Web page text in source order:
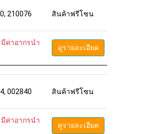
210076 สินค้าฟรีโซน
มีค่าอากรนำ
ดูรายละเอียด
002840 สินค้าฟรีโซน
มีค่าอากรนำ
ดูรายละเอียด